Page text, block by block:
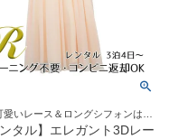
愛いレース＆ロングシフォンはジ
＆レディースにも人気！
ンタル】エレガント3Dレー